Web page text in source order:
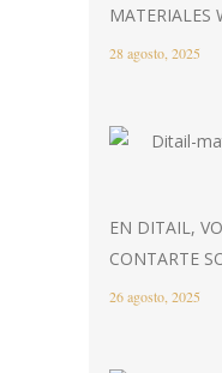
MATERIALES
28 agosto, 2025
EN DITAIL,
CONTARTE
26 agosto, 2025